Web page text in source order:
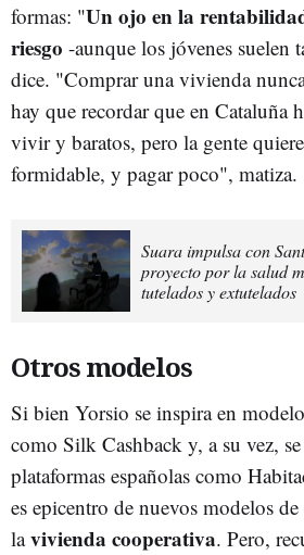
formas: "Un ojo en la
riesgo -aunque los jóvenes suelen
dice. "Comprar una vivienda
hay que recordar que en Cataluña
vivir y baratos, pero la gente
formidable, y pagar poco", matiza.
Suara impulsa con
proyecto por la salud
tutelados y extutelados
Otros modelos
Si bien Yorsio se inspira en
como Silk Cashback y, a su vez,
plataformas españolas como
es epicentro de nuevos modelos
lavivienda cooperativa. Pero,